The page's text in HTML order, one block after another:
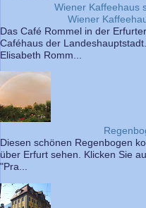
Wiener Kaffeehaus
Wiener
Das Café Rommel in der
Caféhaus der
Elisabeth Romm...
Diesen schönen Regenbogen
über Erfurt sehen. Klicken Sie
"Pra...